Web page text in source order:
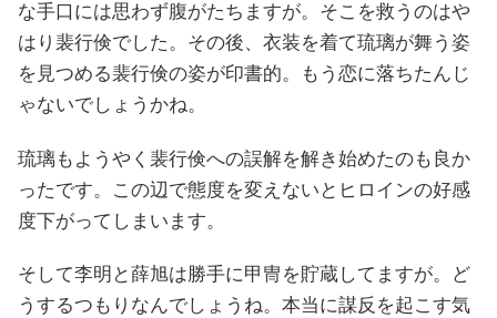
な手口には思わず腹がたちますが。そこを救うのはや
はり裴行倹でした。その後、衣装を着て琉璃が舞う姿
を見つめる裴行倹の姿が印書的。もう恋に落ちたんじ
ゃないでしょうかね。
琉璃もようやく裴行倹への誤解を解き始めたのも良か
ったです。この辺で態度を変えないとヒロインの好感
度下がってしまいます。
そして李明と薛旭は勝手に甲冑を貯蔵してますが。ど
うするつもりなんでしょうね。本当に謀反を起こす気